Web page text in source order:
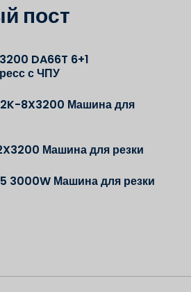
пост
DA66T 6+1
с ЧПУ
8X3200 Машина для
Машина для резки
3000W Машина для резки